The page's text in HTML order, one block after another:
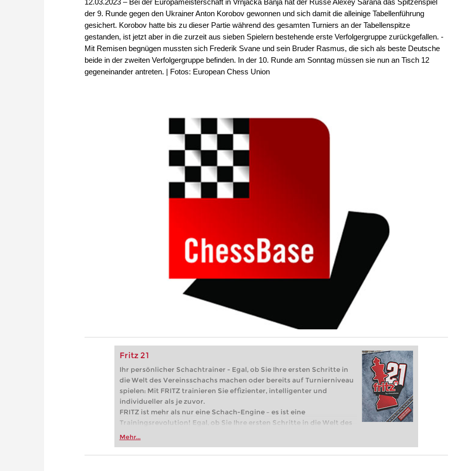
der 9. Runde gegen den Ukrainer Anton Korobov gewonnen und sich damit die alleinige Tabellenführung
gesichert. Korobov hatte bis zu dieser Partie während des gesamten Turniers an der Tabellenspitze
gestanden, ist jetzt aber in die zurzeit aus sieben Spielern bestehende erste Verfolgergruppe zurückgefallen. -
Mit Remisen begnügen mussten sich Frederik Svane und sein Bruder Rasmus, die sich als beste Deutsche
beide in der zweiten Verfolgergruppe befinden. In der 10. Runde am Sonntag müssen sie nun an Tisch 12
gegeneinander antreten. | Fotos: European Chess Union
Fritz 21
Ihr persönlicher Schachtrainer - Egal, ob Sie Ihre ersten Schritte in
die Welt des Vereinsschachs machen oder bereits auf Turnierniveau
spielen: Mit FRITZ trainieren Sie effizienter, intelligenter und
individueller als je zuvor.
FRITZ ist mehr als nur eine Schach-Engine – es ist eine
Trainingsrevolution! Egal, ob Sie Ihre ersten Schritte in die Welt des
Vereinsschachs machen oder bereits auf Turnierniveau spielen: Mit
zuvor.
Mehr...